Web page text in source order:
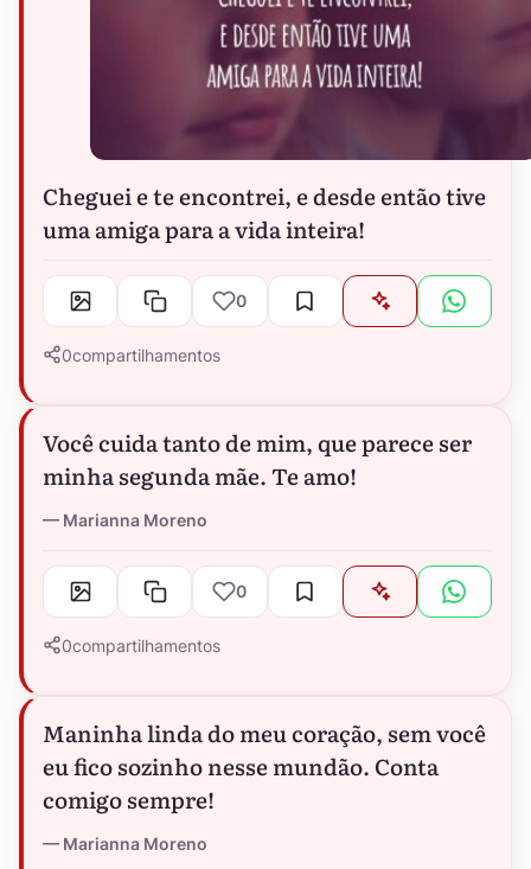
Cheguei e te encontrei, e desde então tive
uma amiga para a vida inteira!
0
0compartilhamentos
Você cuida tanto de mim, que parece ser
minha segunda mãe. Te amo!
Marianna Moreno
0
0compartilhamentos
Maninha linda do meu coração, sem você
eu fico sozinho nesse mundão. Conta
comigo sempre!
Marianna Moreno